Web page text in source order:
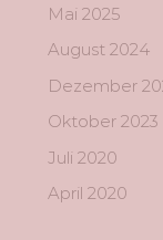
Mai 2025
August 2024
Dezember
Oktober 2023
Juli 2020
April 2020